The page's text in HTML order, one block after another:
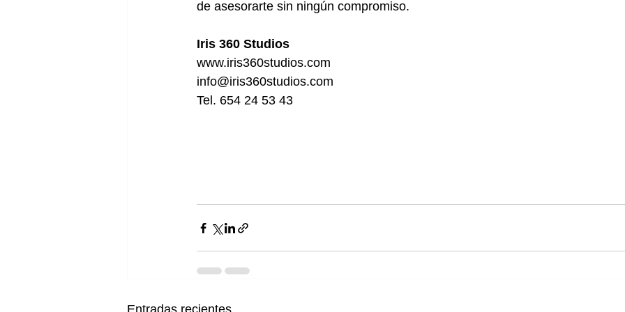
de asesorarte sin ningún compromiso.
Iris 360 Studios
www.iris360studios.com
info@iris360studios.com
Tel. 654 24 53 43